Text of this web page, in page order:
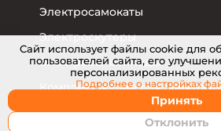
Электросамокаты
Электроскутеры
Электровелосипеды
Комплектующие для
Cайт использует файлы cookie для
пользователей сайта, его
персонализированных
Принять
Отклонить
Подробнее о настройках